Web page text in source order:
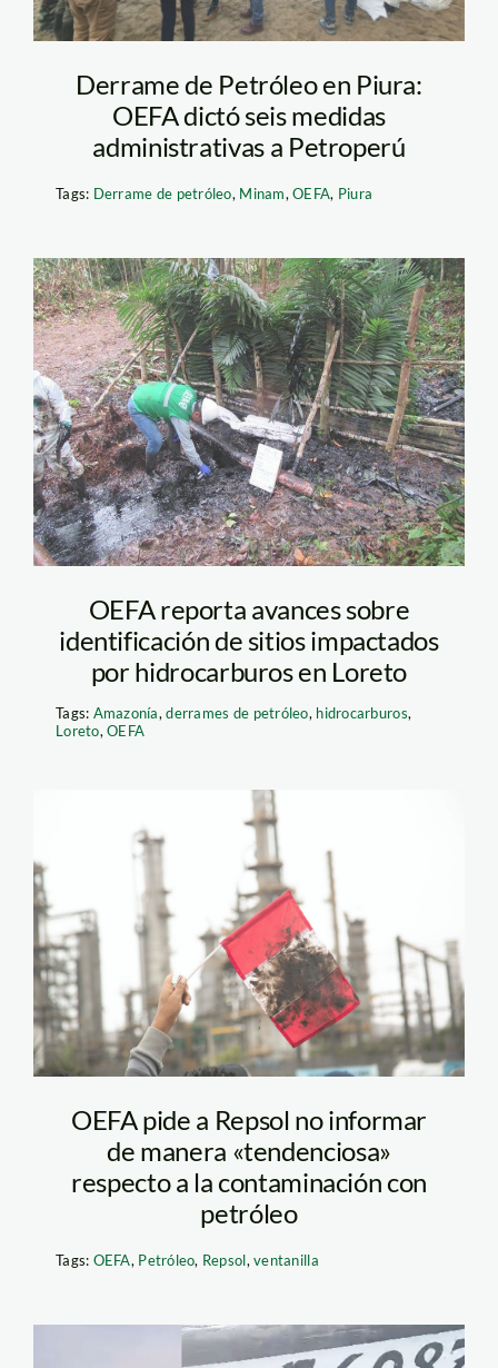
Derrame de Petróleo en Piura:
OEFA dictó seis medidas
administrativas a Petroperú
Tags: Derrame de petróleo, Minam,OEFA, Piura
derrame – OEFA
OEFA reporta avances sobre
identificación de sitios impactados
por hidrocarburos en Loreto
Tags: Amazonía,derrames de petróleo, hidrocarburos,
Loreto,OEFA
Protesta en Repsol –
Derrame – Andrea
Ramos – SPDA
OEFA pide a Repsol no informar
de manera «tendenciosa»
respecto a la contaminación con
petróleo
Tags: OEFA, Petróleo, Repsol,ventanilla